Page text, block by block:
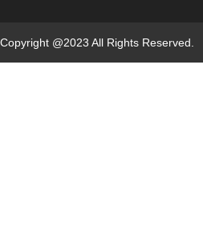
Copyright @2023 All Rights